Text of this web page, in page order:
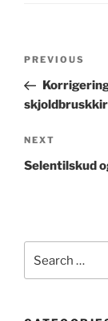
Previous
Post
PREVIOUS
Next
Post
NEXT
Selentilskud
for: